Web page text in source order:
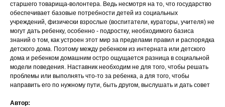
старшего товарища-волонтера. Ведь несмотря на то, что государство
обеспечивает базовые потребности детей из социальных
учреждений, физически взрослые (воспитатели, кураторы, учителя) не
могут дать ребенку, особенно - подростку, необходимого базиса
знаний о том, как устроен этот мир за пределами правил и распорядка
детского дома. Поэтому между ребенком из интерната или детского
дома и ребенком домашним остро ощущается разница в социальной
модели поведения. Наставник необходим не для того, чтобы решать
проблемы или выполнять что-то за ребенка, а для того, чтобы
направить его по нужному пути, быть другом, выслушать и дать совет
Автор: